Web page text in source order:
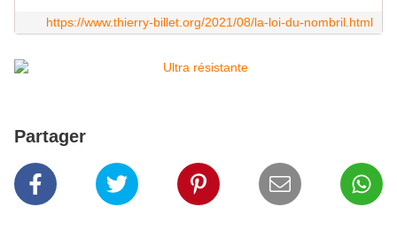
https://www.thierry-billet.org/2021/08/la-loi-du-nombril.html
Partager